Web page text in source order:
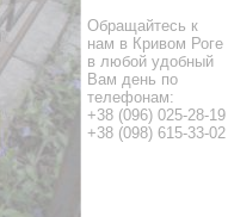
Обращайтесь к
нам в Кривом Роге
в любой удобный
Вам день по
телефонам:
+38 (096) 025-28-19
+38 (098) 615-33-02